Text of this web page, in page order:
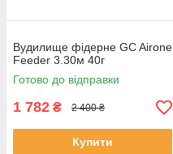
Вудилище фідерне GC Airone
Feeder 3.30м 40г
Готово до відправки
1 782 ₴ 2 400 ₴
Купити